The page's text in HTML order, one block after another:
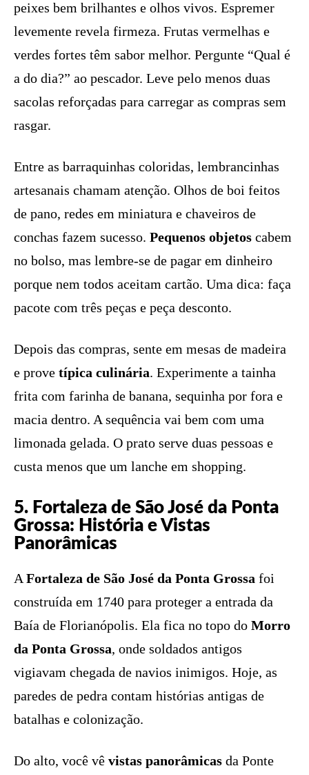
peixes bem brilhantes e olhos vivos. Espremer
levemente revela firmeza. Frutas vermelhas e
verdes fortes têm sabor melhor. Pergunte “Qual é
a do dia?” ao pescador. Leve pelo menos duas
sacolas reforçadas para carregar as compras sem
rasgar.
Entre as barraquinhas coloridas, lembrancinhas
artesanais chamam atenção. Olhos de boi feitos
de pano, redes em miniatura e chaveiros de
conchas fazem sucesso. Pequenos objetos cabem
no bolso, mas lembre-se de pagar em dinheiro
porque nem todos aceitam cartão. Uma dica: faça
pacote com três peças e peça desconto.
Depois das compras, sente em mesas de madeira
e prove típica culinária. Experimente a tainha
frita com farinha de banana, sequinha por fora e
macia dentro. A sequência vai bem com uma
limonada gelada. O prato serve duas pessoas e
custa menos que um lanche em shopping.
5. Fortaleza de São José da Ponta
Grossa: História e Vistas
Panorâmicas
A Fortaleza de São José da Ponta Grossa foi
construída em 1740 para proteger a entrada da
Baía de Florianópolis. Ela fica no topo do Morro
da Ponta Grossa, onde soldados antigos
vigiavam chegada de navios inimigos. Hoje, as
paredes de pedra contam histórias antigas de
batalhas e colonização.
Do alto, você vê vistas panorâmicas da Ponte